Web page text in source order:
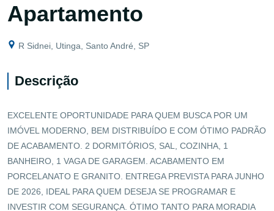
Apartamento
R Sidnei, Utinga, Santo André, SP
Descrição
EXCELENTE OPORTUNIDADE PARA QUEM BUSCA POR UM
IMÓVEL MODERNO, BEM DISTRIBUÍDO E COM ÓTIMO PADRÃO
DE ACABAMENTO. 2 DORMITÓRIOS, SAL, COZINHA, 1
BANHEIRO, 1 VAGA DE GARAGEM. ACABAMENTO EM
PORCELANATO E GRANITO. ENTREGA PREVISTA PARA JUNHO
DE 2026, IDEAL PARA QUEM DESEJA SE PROGRAMAR E
INVESTIR COM SEGURANÇA. ÓTIMO TANTO PARA MORADIA